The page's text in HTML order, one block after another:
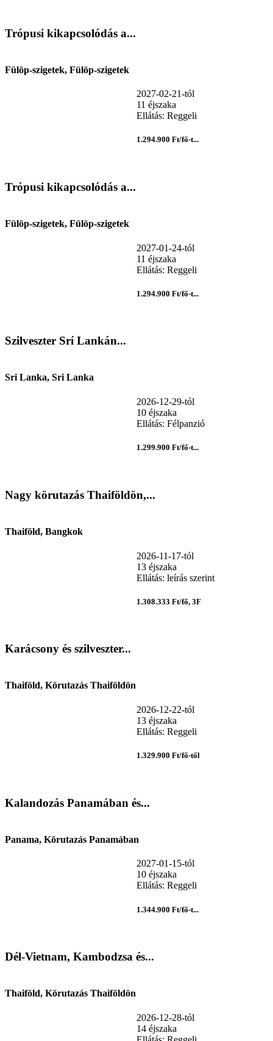
Trópusi kikapcsolódás a...
Fülöp-szigetek, Fülöp-szigetek
2027-02-21-tól
11 éjszaka
Ellátás: Reggeli
1.294.900 Ft/fő-t...
Trópusi kikapcsolódás a...
Fülöp-szigetek, Fülöp-szigetek
2027-01-24-tól
11 éjszaka
Ellátás: Reggeli
1.294.900 Ft/fő-t...
Szilveszter Srí Lankán...
Sri Lanka, Sri Lanka
2026-12-29-tól
10 éjszaka
Ellátás: Félpanzió
1.299.900 Ft/fő-t...
Nagy körutazás Thaiföldön,...
Thaiföld, Bangkok
2026-11-17-tól
13 éjszaka
Ellátás: leírás szerint
1.308.333 Ft/fő, 3F
Karácsony és szilveszter...
Thaiföld, Körutazás Thaiföldön
2026-12-22-tól
13 éjszaka
Ellátás: Reggeli
1.329.900 Ft/fő-től
Kalandozás Panamában és...
Panama, Körutazás Panamában
2027-01-15-tól
10 éjszaka
Ellátás: Reggeli
1.344.900 Ft/fő-t...
Dél-Vietnam, Kambodzsa és...
Thaiföld, Körutazás Thaiföldön
2026-12-28-tól
14 éjszaka